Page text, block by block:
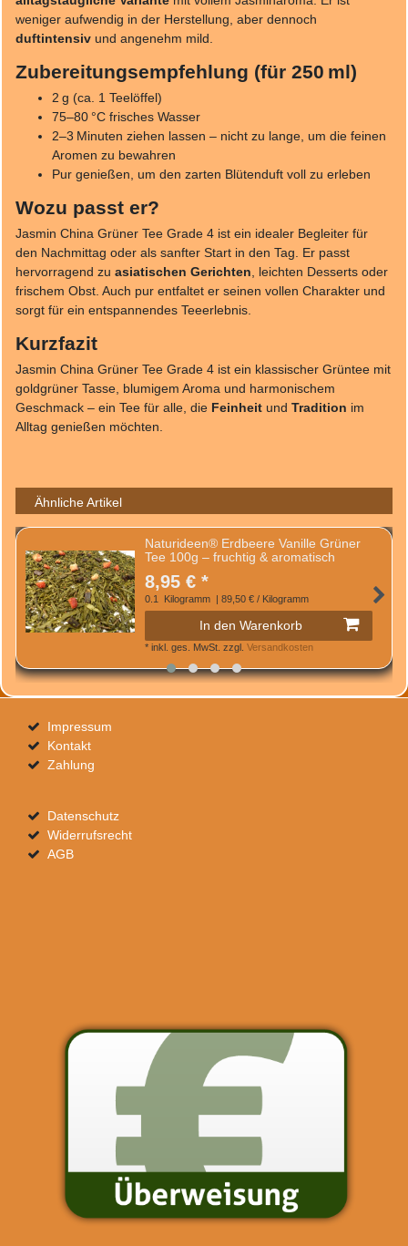
weniger aufwendig in der Herstellung, aber dennoch
duftintensiv und angenehm mild.
Zubereitungsempfehlung (für 250 ml)
2 g (ca. 1 Teelöffel)
75–80 °C frisches Wasser
2–3 Minuten ziehen lassen – nicht zu lange, um die feinen
Aromen zu bewahren
Pur genießen, um den zarten Blütenduft voll zu erleben
Wozu passt er?
Jasmin China Grüner Tee Grade 4 ist ein idealer Begleiter für
den Nachmittag oder als sanfter Start in den Tag. Er passt
hervorragend zu asiatischen Gerichten , leichten Desserts oder
frischem Obst. Auch pur entfaltet er seinen vollen Charakter und
sorgt für ein entspannendes Teeerlebnis.
Kurzfazit
Jasmin China Grüner Tee Grade 4 ist ein klassischer Grüntee mit
goldgrüner Tasse, blumigem Aroma und harmonischem
Geschmack – ein Tee für alle, die Feinheit und Tradition im
Alltag genießen möchten.
Ähnliche Artikel
Naturideen® Erdbeere Vanille Grüner
Tee 100g – fruchtig & aromatisch
8,95 € *
0.1 Kilogramm | 89,50 € / Kilogramm
In den Warenkorb
* inkl. ges. MwSt. zzgl. Versandkosten
Impressum
Kontakt
Zahlung
Datenschutz
Widerrufsrecht
AGB